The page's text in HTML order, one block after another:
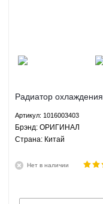
Радиатор охлаждения
MK GC6 - 1016003403
ОРИГИНАЛ
Артикул: 1016003403
Брэнд: ОРИГИНАЛ
Страна: Китай
Нет в наличии